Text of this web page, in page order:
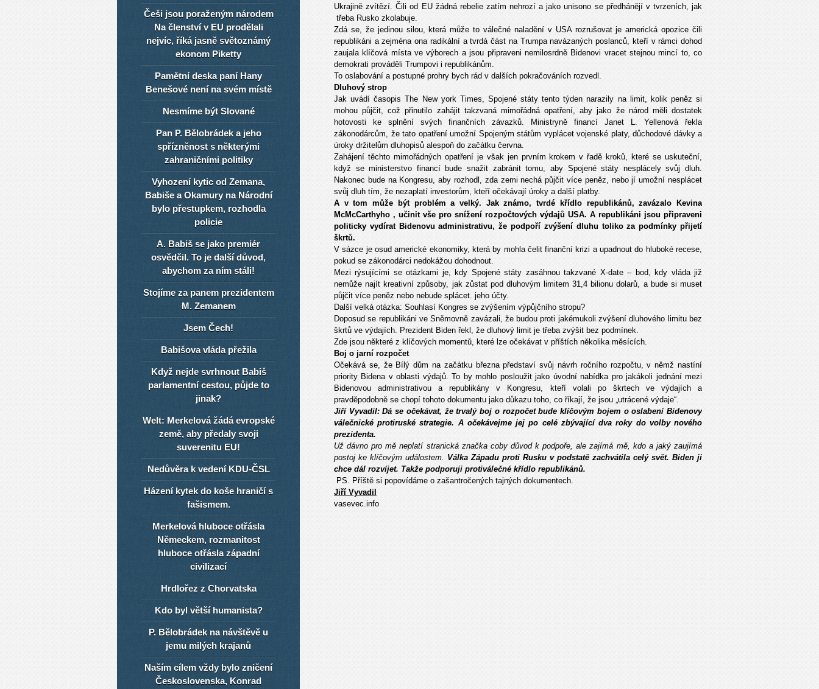
Ukrajině zvítězí. Čili od EU žádná rebelie zatím nehrozí a jako unisono se předhánějí v tvrzeních, jak
třeba Rusko zkolabuje.
Zdá se, že jedinou silou, která může to válečné naladění v USA rozrušovat je americká opozice čili
republikáni a zejména ona radikální a tvrdá část na Trumpa navázaných poslanců, kteří v rámci dohod
zaujala klíčová místa ve výborech a jsou připraveni nemilosrdně Bidenovi vracet stejnou mincí to, co
demokrati prováděli Trumpovi i republikánům.
To oslabování a postupné prohry bych rád v dalších pokračováních rozvedl.
Dluhový strop
Jak uvádí časopis The New york Times, Spojené státy tento týden narazily na limit, kolik peněz si
mohou půjčit, což přinutilo zahájit takzvaná mimořádná opatření, aby jako že národ měli dostatek
hotovosti ke splnění svých finančních závazků. Ministryně financí Janet L. Yellenová řekla
zákonodárcům, že tato opatření umožní Spojeným státům vyplácet vojenské platy, důchodové dávky a
úroky držitelům dluhopisů alespoň do začátku června.
Zahájení těchto mimořádných opatření je však jen prvním krokem v řadě kroků, které se uskuteční,
když se ministerstvo financí bude snažit zabránit tomu, aby Spojené státy nesplácely svůj dluh.
Nakonec bude na Kongresu, aby rozhodl, zda zemi nechá půjčit více peněz, nebo jí umožní nesplácet
svůj dluh tím, že nezaplatí investorům, kteří očekávají úroky a další platby.
A v tom může být problém a velký. Jak známo, tvrdé křídlo republikánů, zavázalo Kevina
McMcCarthyho , učinit vše pro snížení rozpočtových výdajů USA. A republikáni jsou připraveni
politicky vydírat Bidenovu administrativu, že podpoří zvýšení dluhu toliko za podmínky přijetí
škrtů.
V sázce je osud americké ekonomiky, která by mohla čelit finanční krizi a upadnout do hluboké recese,
pokud se zákonodárci nedokážou dohodnout.
Mezi rýsujícími se otázkami je, kdy Spojené státy zasáhnou takzvané X-date – bod, kdy vláda již
nemůže najít kreativní způsoby, jak zůstat pod dluhovým limitem 31,4 bilionu dolarů, a bude si muset
půjčit více peněz nebo nebude splácet. jeho účty.
Další velká otázka: Souhlasí Kongres se zvýšením výpůjčního stropu?
Doposud se republikáni ve Sněmovně zavázali, že budou proti jakémukoli zvýšení dluhového limitu bez
škrtů ve výdajích. Prezident Biden řekl, že dluhový limit je třeba zvýšit bez podmínek.
Zde jsou některé z klíčových momentů, které lze očekávat v příštích několika měsících.
Boj o jarní rozpočet
Očekává se, že Bílý dům na začátku března představí svůj návrh ročního rozpočtu, v němž nastíní
priority Bidena v oblasti výdajů. To by mohlo posloužit jako úvodní nabídka pro jakákoli jednání mezi
Bidenovou administrativou a republikány v Kongresu, kteří volali po škrtech ve výdajích a
pravděpodobně se chopí tohoto dokumentu jako důkazu toho, co říkají, že jsou „utrácené výdaje“.
Jiří Vyvadil: Dá se očekávat, že trvalý boj o rozpočet bude klíčovým bojem o oslabení Bidenovy
válečnické protiruské strategie. A očekávejme jej po celé zbývající dva roky do volby nového
prezidenta.
Už dávno pro mě neplatí stranická značka coby důvod k podpoře, ale zajímá mě, kdo a jaký zaujímá
postoj ke klíčovým událostem. Válka Západu proti Rusku v podstatě zachvátila celý svět. Biden ji
chce dál rozvíjet. Takže podporuji protiválečné křídlo republikánů.
PS. Příště si popovídáme o zašantročených tajných dokumentech.
Jiří Vyvadil
vasevec.info
Češi jsou poraženým národem
Na členství v EU prodělali
nejvíc, říká jasně světoznámý
ekonom Piketty
Pamětní deska paní Hany
Benešové není na svém místě
Nesmíme být Slované
Pan P. Bělobrádek a jeho
spřízněnost s některými
zahraničními politiky
Vyhození kytic od Zemana,
Babiše a Okamury na Národní
bylo přestupkem, rozhodla
policie
A. Babiš se jako premiér
osvědčil. To je další důvod,
abychom za ním stáli!
Stojíme za panem prezidentem
M. Zemanem
Jsem Čech!
Babišova vláda přežila
Když nejde svrhnout Babiš
parlamentní cestou, půjde to
jinak?
Welt: Merkelová žádá evropské
země, aby předaly svoji
suverenitu EU!
Nedůvěra k vedení KDU-ČSL
Házení kytek do koše hraničí s
fašismem.
Merkelová hluboce otřásla
Německem, rozmanitost
hluboce otřásla západní
civilizací
Hrdlořez z Chorvatska
Kdo byl větší humanista?
P. Bělobrádek na návštěvě u
jemu milých krajanů
Naším cílem vždy bylo zničení
Československa, Konrad